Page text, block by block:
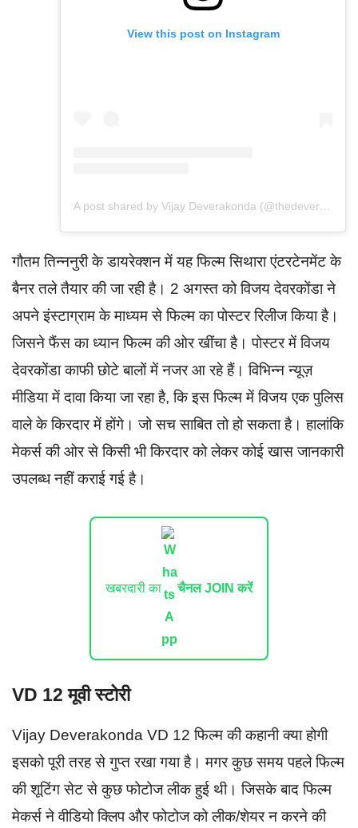
View this post on Instagram
A post shared by Vijay Deverakonda (@thedeverakonda)
गौतम तिन्ननुरी के डायरेक्शन में यह फिल्म सिथारा एंटरटेनमेंट के
बैनर तले तैयार की जा रही है। 2 अगस्त को विजय देवरकोंडा ने
अपने इंस्टाग्राम के माध्यम से फिल्म का पोस्टर रिलीज किया है।
जिसने फैंस का ध्यान फिल्म की ओर खींचा है। पोस्टर में विजय
देवरकोंडा काफी छोटे बालों में नजर आ रहे हैं। विभिन्न न्यूज़
मीडिया में दावा किया जा रहा है, कि इस फिल्म में विजय एक पुलिस
वाले के किरदार में होंगे। जो सच साबित तो हो सकता है। हालांकि
मेकर्स की ओर से किसी भी किरदार को लेकर कोई खास जानकारी
उपलब्ध नहीं कराई गई है।
खबरदारी का चैनल JOIN करें
VD 12 मूवी स्टोरी
Vijay Deverakonda VD 12 फिल्म की कहानी क्या होगी
इसको पूरी तरह से गुप्त रखा गया है। मगर कुछ समय पहले फिल्म
की शूटिंग सेट से कुछ फोटोज लीक हुई थी। जिसके बाद फिल्म
मेकर्स ने वीडियो क्लिप और फोटोज को लीक/शेयर न करने की